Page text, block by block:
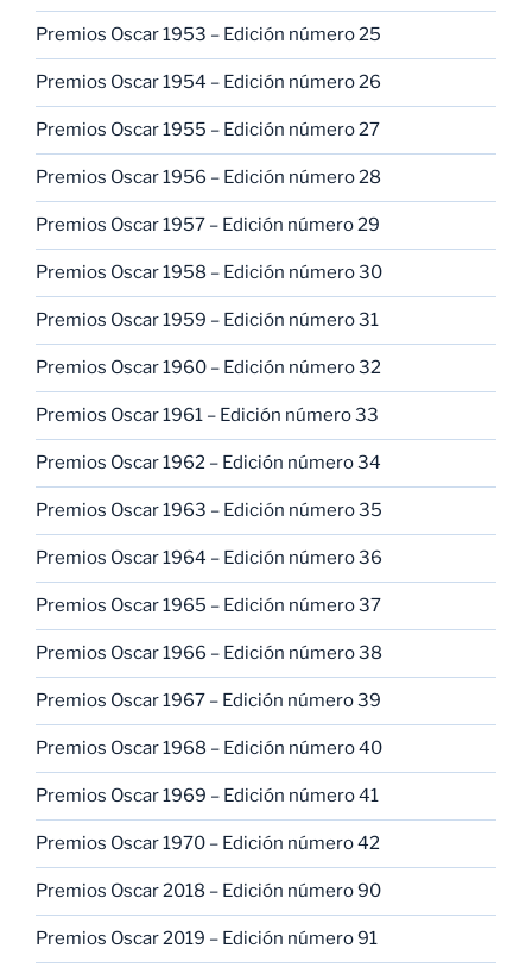
Premios Oscar 1953 – Edición número 25
Premios Oscar 1954 – Edición número 26
Premios Oscar 1955 – Edición número 27
Premios Oscar 1956 – Edición número 28
Premios Oscar 1957 – Edición número 29
Premios Oscar 1958 – Edición número 30
Premios Oscar 1959 – Edición número 31
Premios Oscar 1960 – Edición número 32
Premios Oscar 1961 – Edición número 33
Premios Oscar 1962 – Edición número 34
Premios Oscar 1963 – Edición número 35
Premios Oscar 1964 – Edición número 36
Premios Oscar 1965 – Edición número 37
Premios Oscar 1966 – Edición número 38
Premios Oscar 1967 – Edición número 39
Premios Oscar 1968 – Edición número 40
Premios Oscar 1969 – Edición número 41
Premios Oscar 1970 – Edición número 42
Premios Oscar 2018 – Edición número 90
Premios Oscar 2019 – Edición número 91